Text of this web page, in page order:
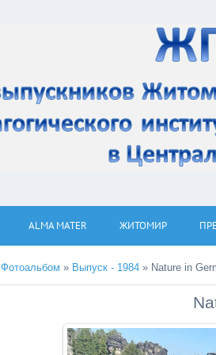
ALMA MATER ЖИТОМИР
Фотоальбом » Выпуск - 1984 » Nature in